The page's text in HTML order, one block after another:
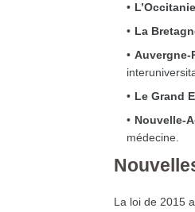
L’Occitanie
La
Auvergne-
Le Grand
Nouvelle-
médecine.
La loi de 2015